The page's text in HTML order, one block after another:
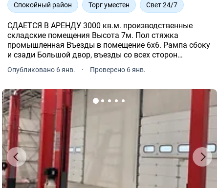
Спокойный район Торг уместен Свет 24/7
СДАЕТСЯ В АРЕНДУ 3000 кв.м. производственные
складские помещения Высота 7м. Пол стяжка
промышленная Въезды в помещение 6х6. Рампа сбоку
и сзади Большой двор, въезды со всех сторон
на территории) Парковка в наличии Адреса: г.
Опубликовано 6 янв. · Проверено 6 янв.